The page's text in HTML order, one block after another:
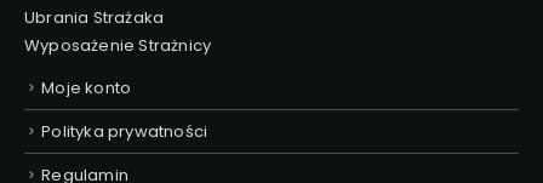
Ubrania Strażaka
Wyposażenie Strażnicy
Moje konto
Polityka prywatności
Regulamin